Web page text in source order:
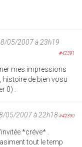
05/2007 à 23h19
#42391
mes impressions
histoire de bien vosu
0) .
05/2007 à 22h18 #42390
*créve* .
tout le temp